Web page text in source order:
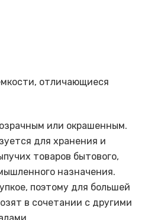
отличающиеся
или окрашенным.
для хранения и
товаров бытового,
назначения.
поэтому для большей
в сочетании с другими